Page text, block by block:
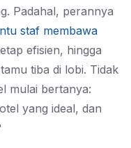
Padahal, perannya
staf membawa
efisien, hingga
tiba di lobi. Tidak
mulai bertanya:
yang ideal, dan